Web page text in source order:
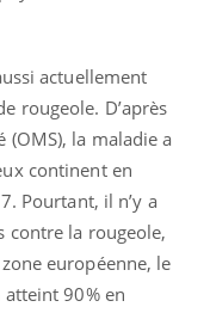
actuellement
rougeole. D’après
(OMS), la maladie a
continent en
Pourtant, il n’y a
contre la rougeole,
européenne, le
90% en